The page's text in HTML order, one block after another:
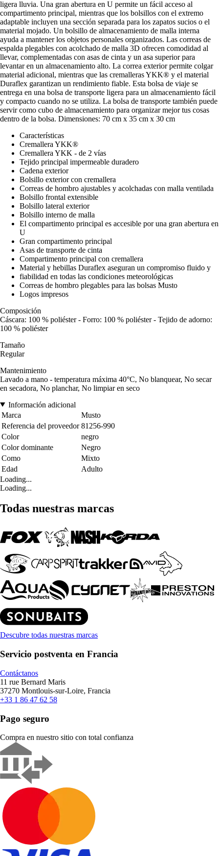
ligera lluvia. Una gran abertura en U permite un fácil acceso al
compartimento principal, mientras que los bolsillos con el extremo
adaptable incluyen una sección separada para los zapatos sucios o el
material mojado. Un bolsillo de almacenamiento de malla interna
ayuda a mantener los objetos personales organizados. Las correas de
espalda plegables con acolchado de malla 3D ofrecen comodidad al
llevar, complementadas con asas de cinta y un asa superior para
levantar en un almacenamiento alto. La correa exterior permite colgar
material adicional, mientras que las cremalleras YKK® y el material
Duraflex garantizan un rendimiento fiable. Esta bolsa de viaje se
entrega en una bolsa de transporte ligera para un almacenamiento fácil
y compacto cuando no se utiliza. La bolsa de transporte también puede
servir como cubo de almacenamiento para organizar mejor tus cosas
dentro de la bolsa. Dimensiones: 70 cm x 35 cm x 30 cm
Características
Cremallera YKK®
Cremallera YKK - de 2 vías
Tejido principal impermeable duradero
Cadena exterior
Bolsillo exterior con cremallera
Correas de hombro ajustables y acolchadas con malla ventilada
Bolsillo frontal extensible
Bolsillo lateral exterior
Bolsillo interno de malla
El compartimento principal es accesible por una gran abertura en
U
Gran compartimento principal
Asas de transporte de cinta
Compartimento principal con cremallera
Material y hebillas Duraflex aseguran un compromiso fluido y
fiabilidad en todas las condiciones meteorológicas
Correas de hombro plegables para las bolsas Musto
Logos impresos
Composición
Cáscara: 100 % poliéster - Forro: 100 % poliéster - Tejido de adorno:
100 % poliéster
Tamaño
Regular
Mantenimiento
Lavado a mano - temperatura máxima 40°C, No blanquear, No secar
en secadora, No planchar, No limpiar en seco
Información adicional
Marca
Musto
Referencia del proveedor 81256-990
Color
negro
Color dominante
Negro
Como
Mixto
Edad
Adulto
Loading...
Loading...
Todas nuestras marcas
Descubre todas nuestras marcas
Servicio postventa en Francia
Contáctanos
11 rue Bernard Maris
37270 Montlouis-sur-Loire, Francia
+33 1 86 47 62 58
Pago seguro
Compra en nuestro sitio con total confianza